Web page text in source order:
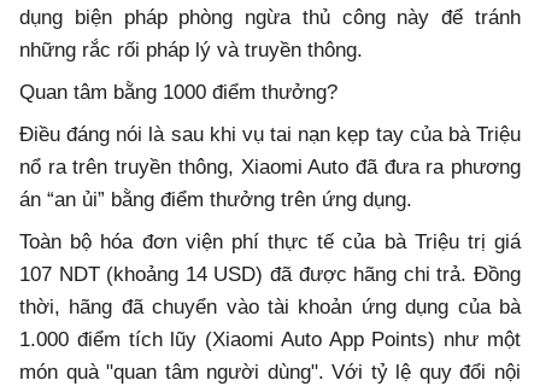
dụng biện pháp phòng ngừa thủ công này để tránh
những rắc rối pháp lý và truyền thông.
Quan tâm bằng 1000 điểm thưởng?
Điều đáng nói là sau khi vụ tai nạn kẹp tay của bà Triệu
nổ ra trên truyền thông, Xiaomi Auto đã đưa ra phương
án “an ủi” bằng điểm thưởng trên ứng dụng.
Toàn bộ hóa đơn viện phí thực tế của bà Triệu trị giá
107 NDT (khoảng 14 USD) đã được hãng chi trả. Đồng
thời, hãng đã chuyển vào tài khoản ứng dụng của bà
1.000 điểm tích lũy (Xiaomi Auto App Points) như một
món quà "quan tâm người dùng". Với tỷ lệ quy đổi nội